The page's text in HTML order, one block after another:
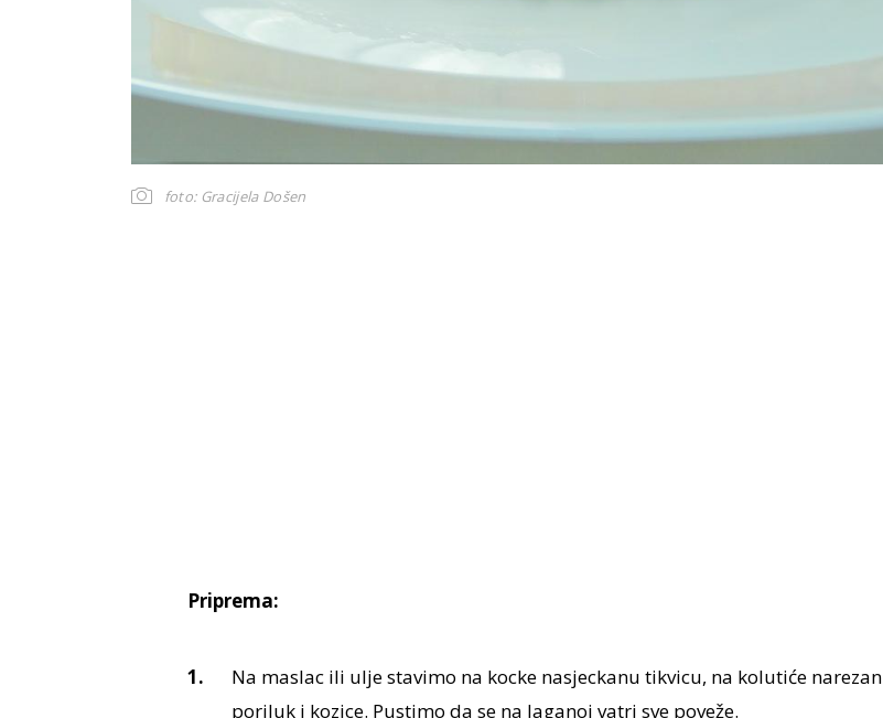
foto: Gracijela Došen
Priprema:
Na maslac ili ulje stavimo na kocke nasjeckanu tikvicu, na kolutiće narezan
poriluk i kozice. Pustimo da se na laganoj vatri sve poveže.